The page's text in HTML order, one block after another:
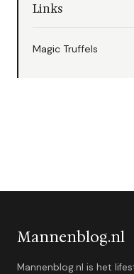
Links
Magic Truffels
Mannenblog.nl
Mannenblog.nl is het